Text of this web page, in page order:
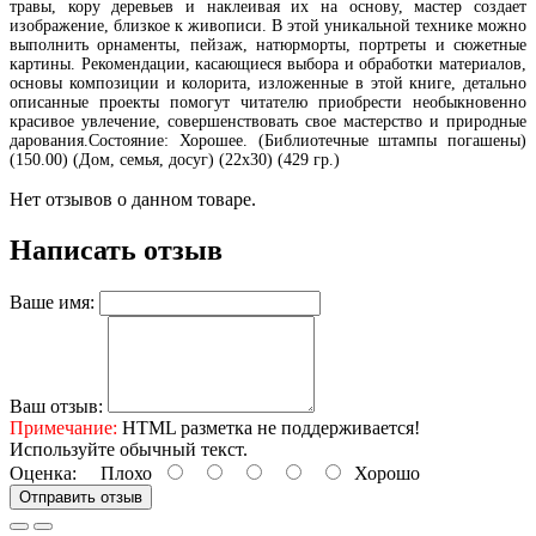
травы, кору деревьев и наклеивая их на основу, мастер создает
изображение, близкое к живописи. В этой уникальной технике можно
выполнить орнаменты, пейзаж, натюрморты, портреты и сюжетные
картины. Рекомендации, касающиеся выбора и обработки материалов,
основы композиции и колорита, изложенные в этой книге, детально
описанные проекты помогут читателю приобрести необыкновенно
красивое увлечение, совершенствовать свое мастерство и природные
дарования.Состояние: Хорошее. (Библиотечные штампы погашены)
(150.00) (Дом, семья, досуг) (22х30) (429 гр.)
Нет отзывов о данном товаре.
Написать отзыв
Ваше имя:
Ваш отзыв:
Примечание: HTML разметка не поддерживается!
Используйте обычный текст.
Оценка: Плохо Хорошо
Отправить отзыв